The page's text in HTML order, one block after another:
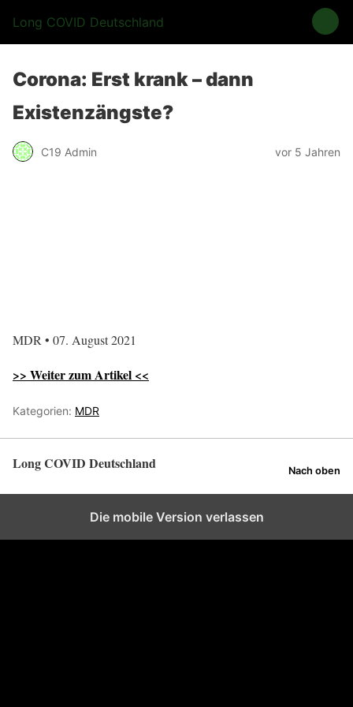
Long COVID Deutschland
Corona: Erst krank – dann
Existenzängste?
C19 Admin vor 5 Jahren
MDR • 07. August 2021
>> Weiter zum Artikel <<
Kategorien: MDR
Long COVID Deutschland Nach oben
Die mobile Version verlassen